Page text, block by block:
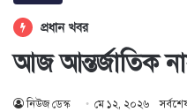
প্রধান খবর
আজ আন্তর্জাতিক
নিউজ ডেস্ক মে ১২, ২০২৬